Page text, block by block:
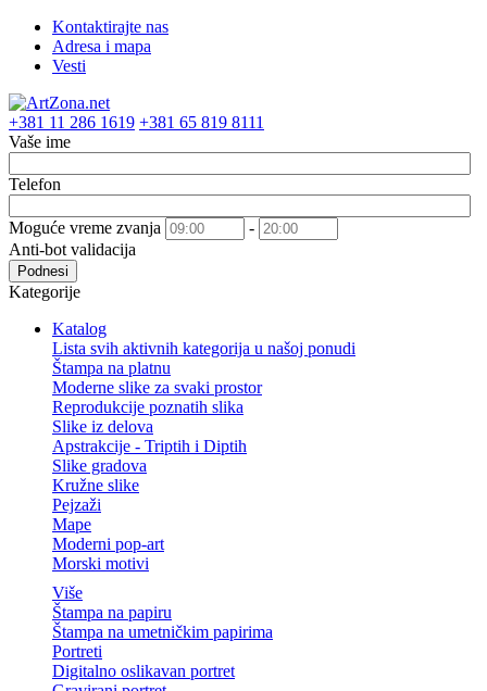
Kontaktirajte nas
Adresa i mapa
Vesti
+381 11 286 1619 +381 65 819 8111
Vaše ime
Telefon
Moguće vreme zvanja
-
Anti-bot validacija
Podnesi
Kategorije
Katalog
Lista svih aktivnih kategorija u našoj ponudi
Štampa na platnu
Moderne slike za svaki prostor
Reprodukcije poznatih slika
Slike iz delova
Apstrakcije - Triptih i Diptih
Slike gradova
Kružne slike
Pejzaži
Mape
Moderni pop-art
Morski motivi
Više
Štampa na papiru
Štampa na umetničkim papirima
Portreti
Digitalno oslikavan portret